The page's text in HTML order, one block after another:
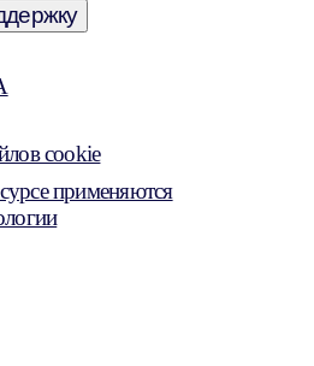
cookie
применяются